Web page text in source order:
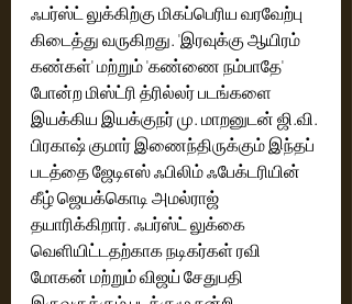
ஃபர்ஸ்ட் லுக்கிற்கு மிகப்பெரிய வரவேற்பு
கிடைத்து வருகிறது. 'இரவுக்கு ஆயிரம்
கண்கள்' மற்றும் 'கண்ணை நம்பாதே'
போன்ற மிஸ்ட்ரி த்ரில்லர் படங்களை
இயக்கிய இயக்குநர் மு. மாறனுடன் ஜி.வி.
பிரகாஷ் குமார் இணைந்திருக்கும் இந்தப்
படத்தை ஜேடிஎஸ் ஃபிலிம் ஃபேக்டரியின்
கீழ் ஜெயக்கொடி அமல்ராஜ்
தயாரிக்கிறார். ஃபர்ஸ்ட் லுக்கை
வெளியிட்டதற்காக நடிகர்கள் ரவி
மோகன் மற்றும் விஜய் சேதுபதி